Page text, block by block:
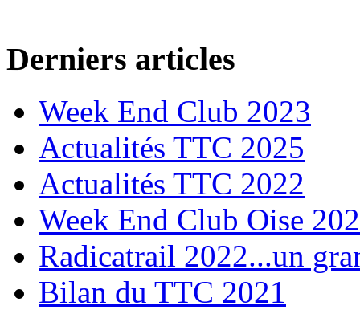
Derniers articles
Week End Club 2023
Actualités TTC 2025
Actualités TTC 2022
Week End Club Oise
Radicatrail 2022...un
Bilan du TTC 2021